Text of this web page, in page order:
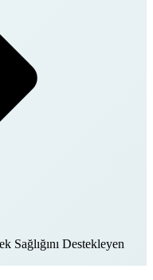
Sağlığını Destekleyen